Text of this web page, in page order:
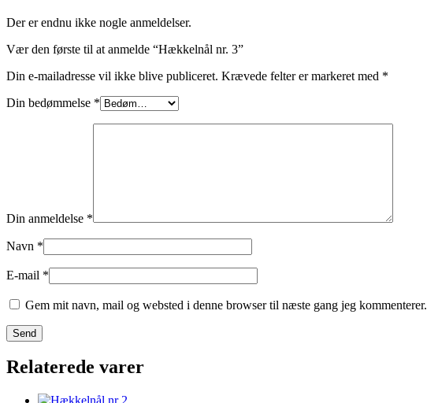
Der er endnu ikke nogle anmeldelser.
Vær den første til at anmelde “Hækkelnål nr. 3”
Din e-mailadresse vil ikke blive publiceret. Krævede felter er markeret med *
Din bedømmelse *
Din anmeldelse *
Navn *
E-mail *
Gem mit navn, mail og websted i denne browser til næste gang jeg kommenterer.
Relaterede varer